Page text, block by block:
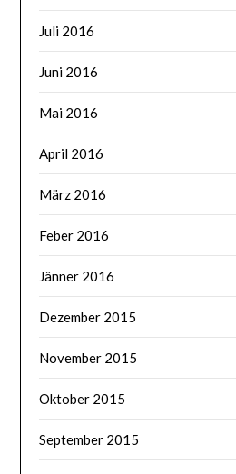
Juli 2016
Juni 2016
Mai 2016
April 2016
März 2016
Feber 2016
Jänner 2016
Dezember 2015
November 2015
Oktober 2015
September 2015